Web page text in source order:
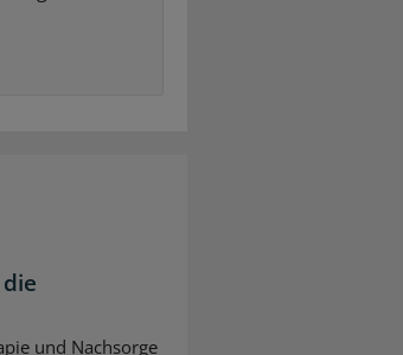
und Nachsorge